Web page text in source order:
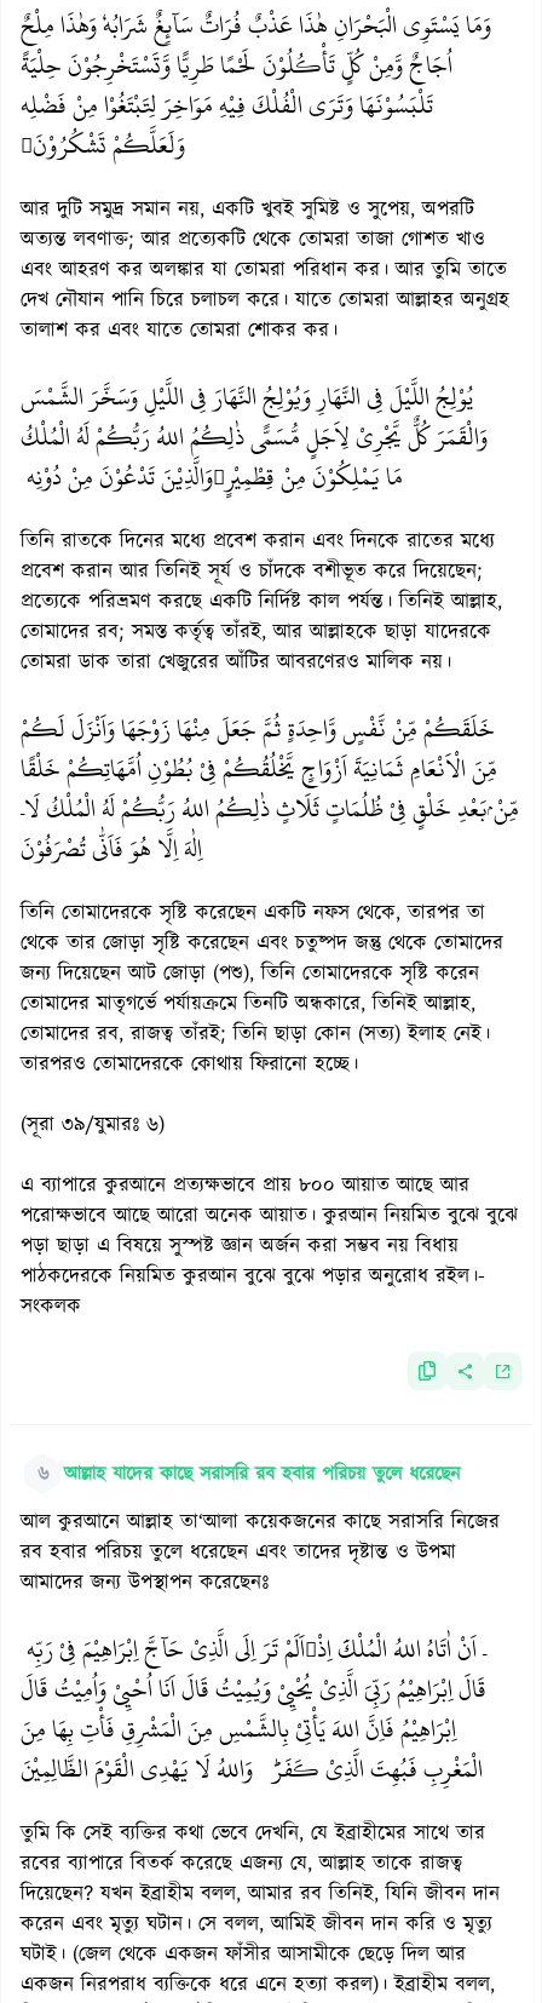
وَمَا يَسْتَوِي الْبَحْرَانِ هٰذَا عَذْبٌ فُرَاتٌ سَآئِغٌ شَرَابُهٗ وَهٰذَا مِلْحٌ
اُجَاجٌ وَّمِنْ كُلٍّ تَأْكُلُوْنَ لَحْمًا طَرِيًّا وَّتَسْتَخْرِجُوْنَ حِلْيَةً
تَلْبَسُوْنَهَا وَتَرَى الْفُلْكَ فِيْهِ مَوَاخِرَ لِتَبْتَغُوْا مِنْ فَضْلِه
وَلَعَلَّكُمْ تَشْكُرُوْنَ
আর দুটি সমুদ্র সমান নয়, একটি খুবই সুমিষ্ট ও সুপেয়, অপরটি
অত্যন্ত লবণাক্ত; আর প্রত্যেকটি থেকে তোমরা তাজা গোশত খাও
এবং আহরণ কর অলঙ্কার যা তোমরা পরিধান কর। আর তুমি তাতে
দেখ নৌযান পানি চিরে চলাচল করে। যাতে তোমরা আল্লাহর অনুগ্রহ
তালাশ কর এবং যাতে তোমরা শোকর কর।
يُوْلِجُ اللَّيْلَ فِي النَّهَارِ وَيُوْلِجُ النَّهَارَ فِي اللَّيْلِ وَسَخَّرَ الشَّمْسَ
وَالْقَمَرَ كُلٌّ يَّجْرِيْ لِاَجَلٍ مُّسَمًّى ذٰلِكُمُ اللهُ رَبُّكُمْ لَهُ الْمُلْكُ
وَالَّذِيْنَ تَدْعُوْنَ مِنْ دُوْنِهمَا يَمْلِكُوْنَ مِنْ قِطْمِيْرٍ
তিনি রাতকে দিনের মধ্যে প্রবেশ করান এবং দিনকে রাতের মধ্যে
প্রবেশ করান আর তিনিই সূর্য ও চাঁদকে বশীভূত করে দিয়েছেন;
প্রত্যেকে পরিভ্রমণ করছে একটি নির্দিষ্ট কাল পর্যন্ত। তিনিই আল্লাহ,
তোমাদের রব; সমস্ত কর্তৃত্ব তাঁরই, আর আল্লাহকে ছাড়া যাদেরকে
তোমরা ডাক তারা খেজুরের আঁটির আবরণেরও মালিক নয়।
خَلَقَكُمْ مِّنْ نَّفْسٍ وَّاحِدَةٍ ثُمَّ جَعَلَ مِنْهَا زَوْجَهَا وَاَنْزَلَ لَكُمْ
مِّنَ الْاَنْعَامِ ثَمَانِيَةَ اَزْوَاجٍ يَّخْلُقُكُمْ فِيْ بُطُوْنِ اُمَّهَاتِكُمْ خَلْقًا
مِّنْ ۢبَعْدِ خَلْقٍ فِيْ ظُلُمَاتٍ ثَلَاثٍ ذٰلِكُمُ اللهُ رَبُّكُمْ لَهُ الْمُلْكُ لَاۤ
اِلٰهَ اِلَّا هُوَ فَاَنّٰى تُصْرَفُوْنَ
তিনি তোমাদেরকে সৃষ্টি করেছেন একটি নফস থেকে, তারপর তা
থেকে তার জোড়া সৃষ্টি করেছেন এবং চতুষ্পদ জন্তু থেকে তোমাদের
জন্য দিয়েছেন আট জোড়া (পশু), তিনি তোমাদেরকে সৃষ্টি করেন
তোমাদের মাতৃগর্ভে পর্যায়ক্রমে তিনটি অন্ধকারে, তিনিই আল্লাহ,
তোমাদের রব, রাজত্ব তাঁরই; তিনি ছাড়া কোন (সত্য) ইলাহ নেই।
তারপরও তোমাদেরকে কোথায় ফিরানো হচ্ছে।
(সূরা ৩৯/যুমারঃ ৬)
এ ব্যাপারে কুরআনে প্রত্যক্ষভাবে প্রায় ৮০০ আয়াত আছে আর
পরোক্ষভাবে আছে আরো অনেক আয়াত। কুরআন নিয়মিত বুঝে বুঝে
পড়া ছাড়া এ বিষয়ে সুস্পষ্ট জ্ঞান অর্জন করা সম্ভব নয় বিধায়
পাঠকদেরকে নিয়মিত কুরআন বুঝে বুঝে পড়ার অনুরোধ রইল।-
সংকলক
৬ আল্লাহ যাদের কাছে সরাসরি রব হবার পরিচয় তুলে ধরেছেন
আল কুরআনে আল্লাহ তা‘আলা কয়েকজনের কাছে সরাসরি নিজের
রব হবার পরিচয় তুলে ধরেছেন এবং তাদের দৃষ্টান্ত ও উপমা
আমাদের জন্য উপস্থাপন করেছেনঃ
اَلَمْ تَرَ اِلَى الَّذِيْ حَآجَّ اِبْرَاهِيْمَ فِيْ رَبِّهۤ اَنْ اٰتَاهُ اللهُ الْمُلْكَۘ اِذْ
قَالَ اِبْرَاهِيْمُ رَبِّيَ الَّذِيْ يُحْيِيْ وَيُمِيْتُ قَالَ اَنَا اُحْيِيْ وَاُمِيْتُ قَالَ
اِبْرَاهِيْمُ فَاِنَّ اللهَ يَأْتِيْ بِالشَّمْسِ مِنَ الْمَشْرِقِ فَأْتِ بِهَا مِنَ
الْمَغْرِبِ فَبُهِتَ الَّذِيْ كَفَرَؕ وَاللهُ لَا يَهْدِي الْقَوْمَ الظَّالِمِيْنَ
তুমি কি সেই ব্যক্তির কথা ভেবে দেখনি, যে ইব্রাহীমের সাথে তার
রবের ব্যাপারে বিতর্ক করেছে এজন্য যে, আল্লাহ তাকে রাজত্ব
দিয়েছেন? যখন ইব্রাহীম বলল, আমার রব তিনিই, যিনি জীবন দান
করেন এবং মৃত্যু ঘটান। সে বলল, আমিই জীবন দান করি ও মৃত্যু
ঘটাই। (জেল থেকে একজন ফাঁসীর আসামীকে ছেড়ে দিল আর
একজন নিরপরাধ ব্যক্তিকে ধরে এনে হত্যা করল)। ইব্রাহীম বলল,